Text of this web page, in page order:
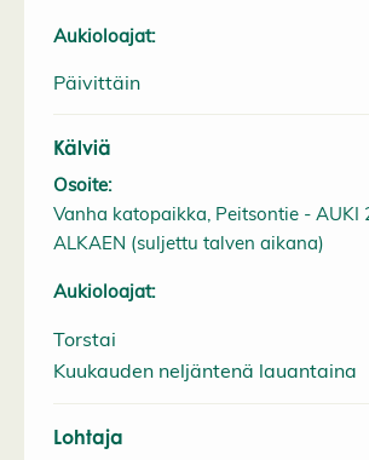
Aukioloajat:
Päivittäin
Kälviä
Osoite:
Vanha katopaikka, Peitsontie - AUKI
ALKAEN (suljettu talven aikana)
Aukioloajat:
Torstai
Kuukauden neljäntenä lauantaina
Lohtaja